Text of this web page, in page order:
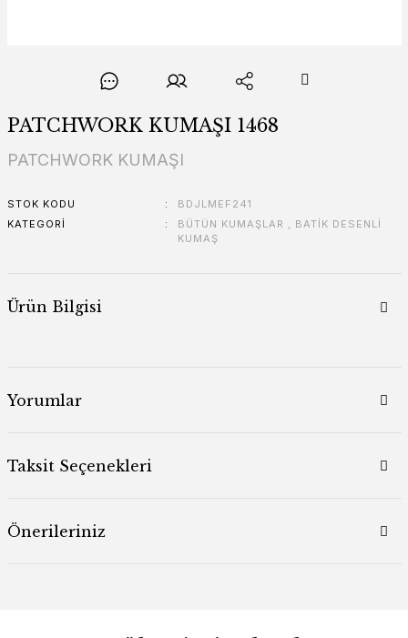
PATCHWORK KUMAŞI 1468
PATCHWORK KUMAŞI
STOK KODU
BDJLMEF241
KATEGORI
BÜTÜN KUMAŞLAR , BATİK DESENLİ
KUMAŞ
Ürün Bilgisi
Yorumlar
Taksit Seçenekleri
Önerileriniz